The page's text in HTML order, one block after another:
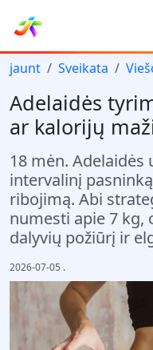
jaunt Sveikata
Adelaidės
ar kalorijų
18 mėn.
intervalinį
ribojimą. Abi
numesti apie 7 kg,
dalyvių požiūrį ir
2026-07-05 .